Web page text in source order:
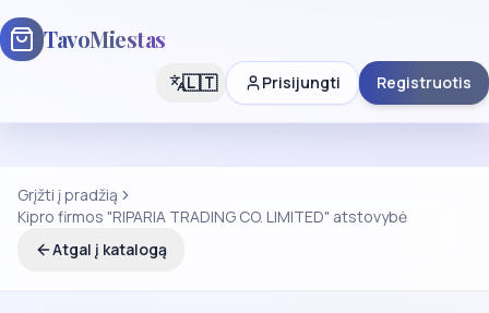
TavoMiestas
🇱🇹 Prisijungti Registruotis
Grįžti į pradžią
Kipro firmos "RIPARIA TRADING CO. LIMITED" atstovybė
Atgal į katalogą